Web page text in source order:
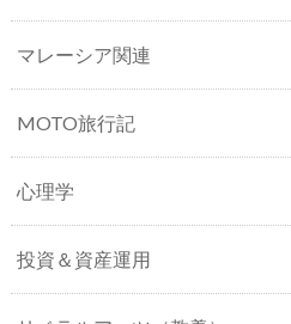
マレーシア関連
MOTO旅行記
心理学
投資＆資産運用